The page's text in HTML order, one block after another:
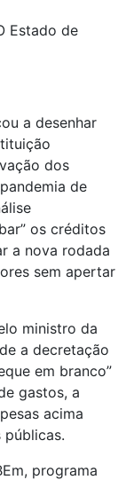
Estado de
a desenhar
dos
de
os créditos
a nova rodada
sem apertar
ministro da
a decretação
em branco”
gastos, a
acima
públicas.
programa